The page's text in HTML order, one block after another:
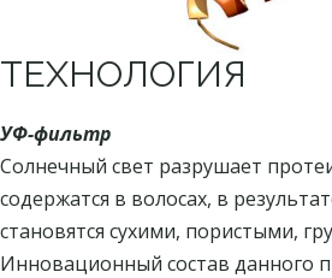
ТЕХНОЛОГИЯ
УФ-фильтр
Солнечный свет разрушает
содержатся в волосах, в
становятся сухими, пористыми,
Инновационный состав данного